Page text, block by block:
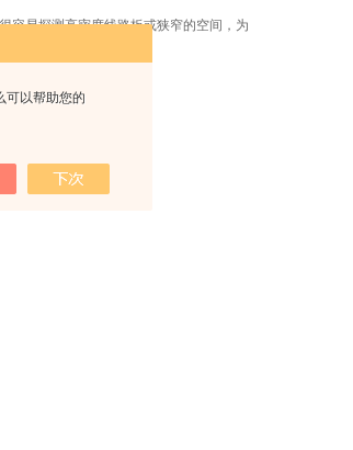
可以帮助您的
容易探测高密度线路板或狭窄的空间，为